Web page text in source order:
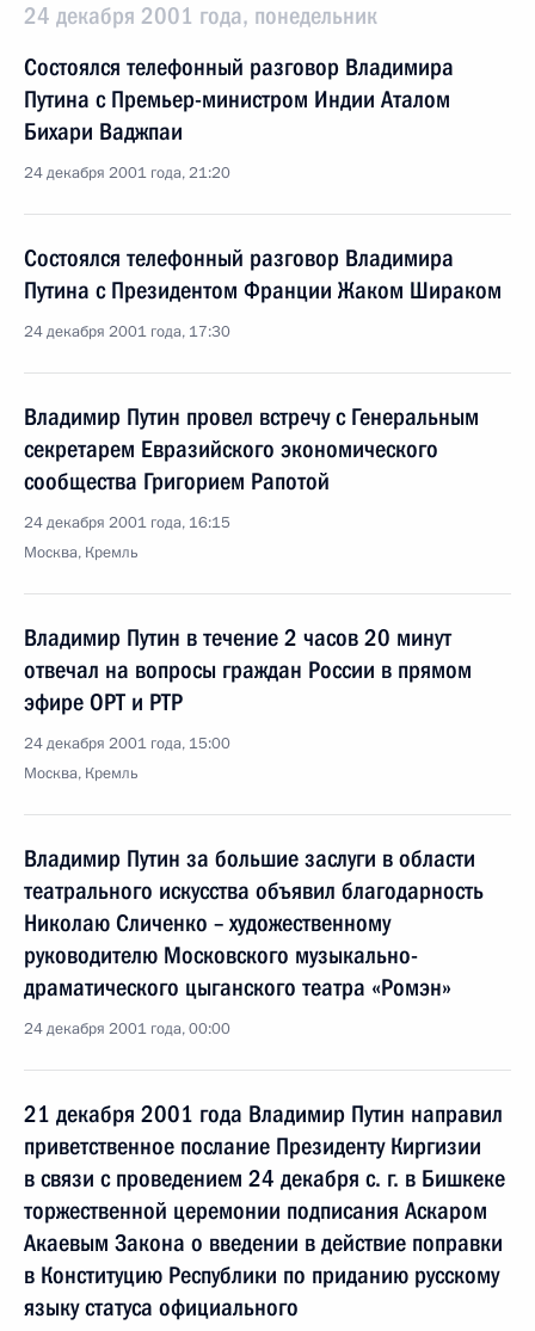
24 декабря 2001 года, понедельник
Состоялся телефонный разговор Владимира
Путина с Премьер-министром Индии Аталом
Бихари Ваджпаи
24 декабря 2001 года, 21:20
Состоялся телефонный разговор Владимира
Путина с Президентом Франции Жаком Шираком
24 декабря 2001 года, 17:30
Владимир Путин провел встречу с Генеральным
секретарем Евразийского экономического
сообщества Григорием Рапотой
24 декабря 2001 года, 16:15
Москва, Кремль
Владимир Путин в течение 2 часов 20 минут
отвечал на вопросы граждан России в прямом
эфире ОРТ и РТР
24 декабря 2001 года, 15:00
Москва, Кремль
Владимир Путин за большие заслуги в области
театрального искусства объявил благодарность
Николаю Сличенко – художественному
руководителю Московского музыкально-
драматического цыганского театра «Ромэн»
24 декабря 2001 года, 00:00
21 декабря 2001 года Владимир Путин направил
приветственное послание Президенту Киргизии
в связи с проведением 24 декабря с. г. в Бишкеке
торжественной церемонии подписания Аскаром
Акаевым Закона о введении в действие поправки
в Конституцию Республики по приданию русскому
языку статуса официального